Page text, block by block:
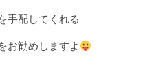
手配してくれる
お勧めしますよ